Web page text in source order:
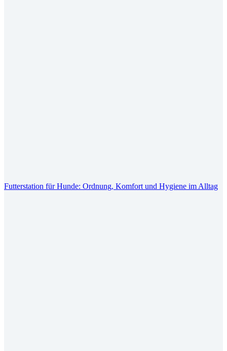
Futterstation für Hunde: Ordnung, Komfort und Hygiene im Alltag